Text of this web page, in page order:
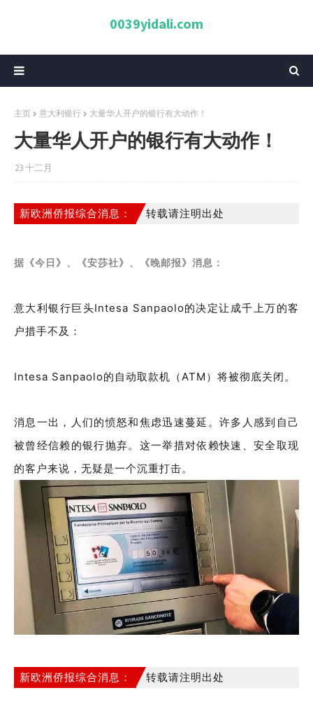
0039yidali.com
主页 意大利银行 大量华人开户的银行有大动作！
大量华人开户的银行有大动作！
23 十二月
新欧洲侨报综合消息： 转载请注明出处
据《今日》、《安莎社》、《晚邮报》消息：
意大利银行巨头Intesa Sanpaolo的决定让成千上万的客
户措手不及：
Intesa Sanpaolo的自动取款机（ATM）将被彻底关闭。
消息一出，人们的愤怒和焦虑迅速蔓延。许多人感到自己
被曾经信赖的银行抛弃。这一举措对依赖快速、安全取现
的客户来说，无疑是一个沉重打击。
新欧洲侨报综合消息： 转载请注明出处